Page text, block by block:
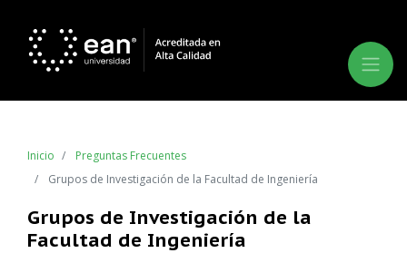
Inicio
Preguntas Frecuentes
Grupos de Investigación de la Facultad de Ingeniería
Grupos de Investigación de la
Facultad de Ingeniería